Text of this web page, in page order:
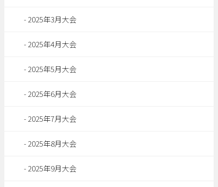
2025年3月大会
2025年4月大会
2025年5月大会
2025年6月大会
2025年7月大会
2025年8月大会
2025年9月大会